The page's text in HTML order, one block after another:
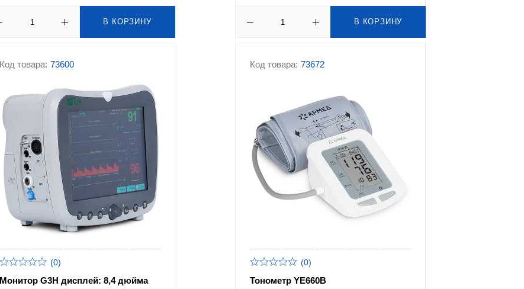
В КОРЗИНУ В КОРЗИНУ
Код товара: 73600
(0)
Монитор G3H дисплей: 8,4 дюйма
Код товара: 73672
(0)
Тонометр YE660B